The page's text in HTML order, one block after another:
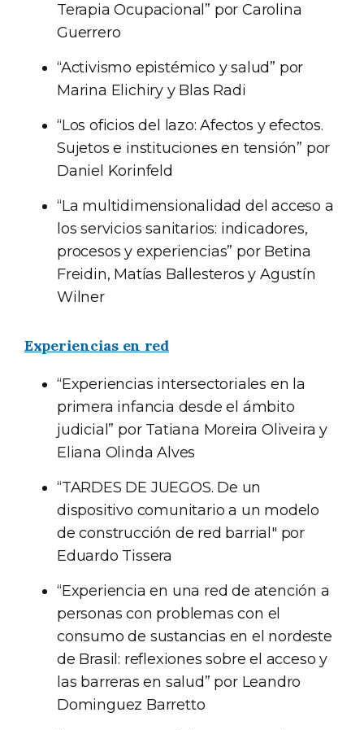
Terapia Ocupacional” por Carolina
Guerrero
“Activismo epistémico y salud” por
Marina Elichiry y Blas Radi
“Los oficios del lazo: Afectos y efectos.
Sujetos e instituciones en tensión” por
Daniel Korinfeld
“La multidimensionalidad del acceso a
los servicios sanitarios: indicadores,
procesos y experiencias” por Betina
Freidin, Matías Ballesteros y Agustín
Wilner
Experiencias en red
“Experiencias intersectoriales en la
primera infancia desde el ámbito
judicial” por Tatiana Moreira Oliveira y
Eliana Olinda Alves
“TARDES DE JUEGOS. De un
dispositivo comunitario a un modelo
de construcción de red barrial" por
Eduardo Tissera
“Experiencia en una red de atención a
personas con problemas con el
consumo de sustancias en el nordeste
de Brasil: reflexiones sobre el acceso y
las barreras en salud” por Leandro
Dominguez Barretto